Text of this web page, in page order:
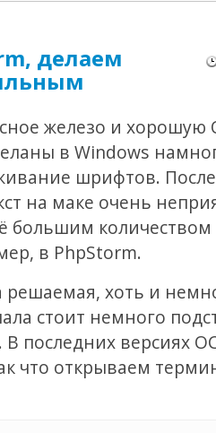
делаем
железо и хорошую
в Windows
шрифтов.
на маке очень
большим
в PhpStorm.
решаемая, хоть и
стоит немного
последних версиях
что открываем